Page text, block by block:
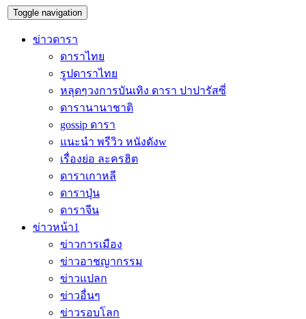
Toggle navigation
ข่าวดารา
ดาราไทย
รูปดาราไทย
หลุดๆวงการบันเทิง ดารา ปาปารัสซี่
ดารานานาชาติ
gossip ดารา
แนะนำ พรีวิว หนังดังw
เรื่องย่อ ละครฮิต
ดาราเกาหลี
ดาราปุ่น
ดาราจีน
ข่าวหน้า1
ข่าวการเมือง
ข่าวอาชญากรรม
ข่าวแปลก
ข่าวอื่นๆ
ข่าวรอบโลก